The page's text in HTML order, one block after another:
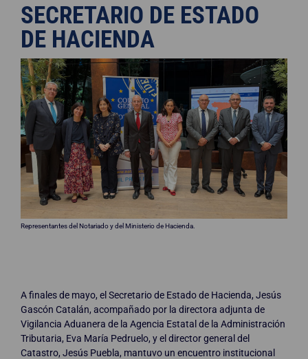
SECRETARIO DE ESTADO
DE HACIENDA
Representantes del Notariado y del Ministerio de Hacienda.
A finales de mayo, el Secretario de Estado de Hacienda, Jesús
Gascón Catalán, acompañado por la directora adjunta de
Vigilancia Aduanera de la Agencia Estatal de la Administración
Tributaria, Eva María Pedruelo, y el director general del
Catastro, Jesús Puebla, mantuvo un encuentro institucional